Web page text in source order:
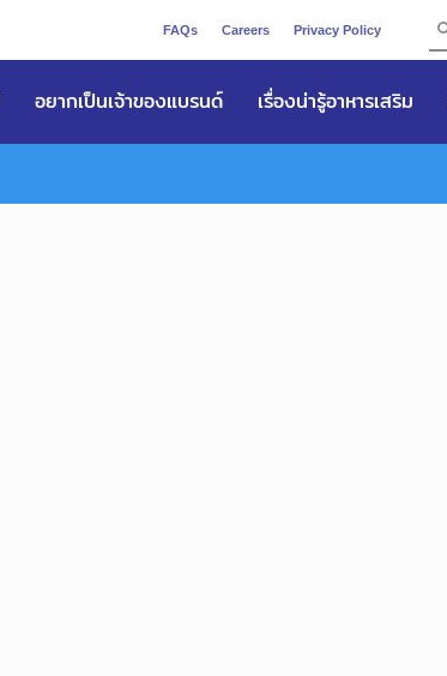
FAQs Careers Privacy Policy
อยากเป็นเจ้าของแบรนด์ เรื่องน่ารู้อาหารเสริม